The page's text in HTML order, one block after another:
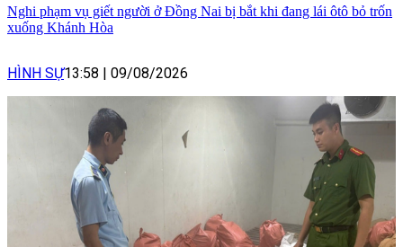
Nghi phạm vụ giết người ở Đồng Nai bị bắt khi đang lái ôtô bỏ trốn
xuống Khánh Hòa
HÌNH SỰ13:58 09/08/2026